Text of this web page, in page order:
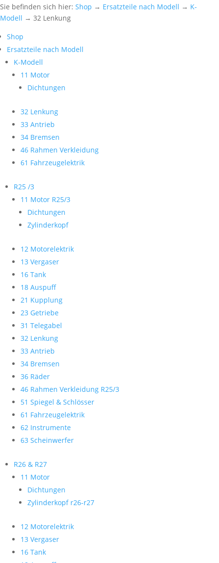
Sie befinden sich hier: Shop → Ersatzteile nach Modell → K-
Modell → 32 Lenkung
Shop
Ersatzteile nach Modell
K-Modell
11 Motor
Dichtungen
32 Lenkung
33 Antrieb
34 Bremsen
46 Rahmen Verkleidung
61 Fahrzeugelektrik
R25 /3
11 Motor R25/3
Dichtungen
Zylinderkopf
12 Motorelektrik
13 Vergaser
16 Tank
18 Auspuff
21 Kupplung
23 Getriebe
31 Telegabel
32 Lenkung
33 Antrieb
34 Bremsen
36 Räder
46 Rahmen Verkleidung R25/3
51 Spiegel & Schlösser
61 Fahrzeugelektrik
62 Instrumente
63 Scheinwerfer
R26 & R27
11 Motor
Dichtungen
Zylinderkopf r26-r27
12 Motorelektrik
13 Vergaser
16 Tank